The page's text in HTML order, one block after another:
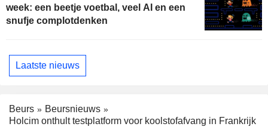
week: een beetje voetbal, veel AI en een
snufje complotdenken
Laatste nieuws
Beurs
Beursnieuws
Holcim onthult testplatform voor koolstofafvang in Frankrijk